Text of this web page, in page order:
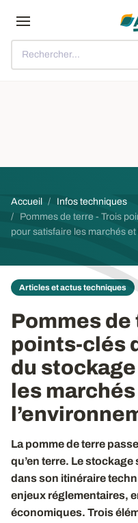
Rechercher...
Fil d'Ariane
Accueil
Infos techniques
Pommes de terre - Trois
pour satisfaire les marchés et
Articles et actus techniques
Pommes de
points-clés
du
les
La pomme de terre
qu’en terre. Le
dans son itinéraire
enjeux réglementaires,
économiques. Trois